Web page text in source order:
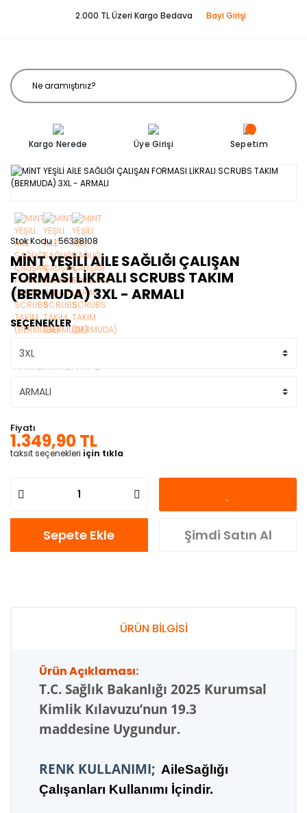
2.000 TL Üzeri Kargo Bedava Bayi Girişi
Kargo Nerede Üye Girişi Sepetim
Stok Kodu 56338108
MİNT YEŞİLİ AİLE SAĞLIĞI ÇALIŞAN
FORMASI LİKRALI SCRUBS TAKIM
(BERMUDA) 3XL - ARMALI
SEÇENEKLER
Fiyatı
1.349,90 TL
taksit seçenekleri için tıkla
Sepete Ekle Şimdi Satın Al
ÜRÜN BİLGİSİ
Ürün Açıklaması:
T.C. Sağlık Bakanlığı 2025 Kurumsal
Kimlik Kılavuzu’nun 19.3
maddesine Uygundur.
RENK KULLANIMI; AileSağlığı
Çalışanları Kullanımı İçindir.